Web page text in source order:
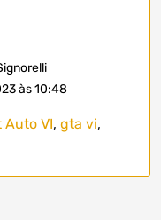
às 10:48
Auto VI, gta vi,